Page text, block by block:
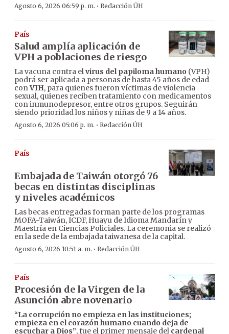
Agosto 6, 2026 06:59 p. m. · Redacción ÚH
País
Salud amplía aplicación de
VPH a poblaciones de riesgo
La vacuna contra elvirus del papiloma humano (VPH)
podrá ser aplicada a personas de hasta 45 años de edad
conVIH, para quienes fueron víctimas de violencia
sexual, quienes reciben tratamiento con medicamentos
con inmunodepresor, entre otros grupos. Seguirán
siendo prioridad los niños y niñas de 9 a 14 años.
Agosto 6, 2026 05:06 p. m. · Redacción ÚH
País
Embajada de Taiwán otorgó 76
becas en distintas disciplinas
y niveles académicos
Las becas entregadas forman parte de los programas
MOFA-Taiwán, ICDF, Huayu de Idioma Mandarín y
Maestría en Ciencias Policiales. La ceremonia se realizó
en la sede de la embajada taiwanesa de la capital.
Agosto 6, 2026 10:51 a. m. · Redacción ÚH
País
Procesión de la Virgen de la
Asunción abre novenario
“La corrupción no empieza en las instituciones;
empieza en el corazón humano cuando deja de
escuchar a Dios”, fue el primer mensaje del cardenal